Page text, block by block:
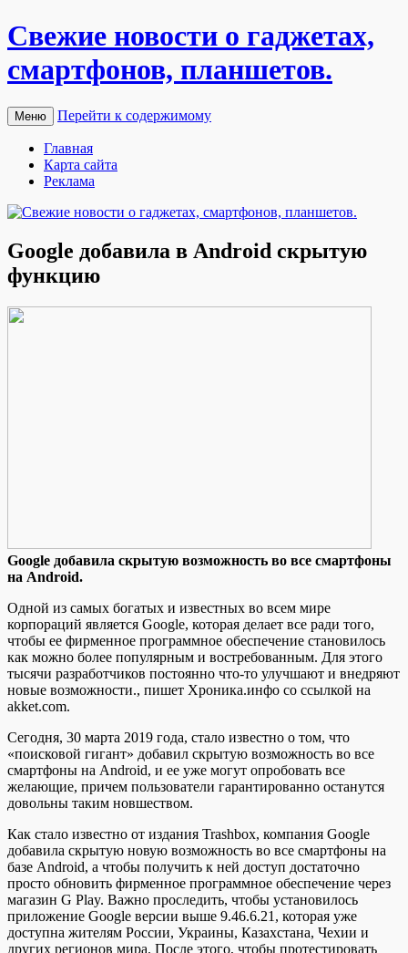
Свежие новости о гаджетах,
смартфонов, планшетов.
Меню Перейти к содержимому
Главная
Карта сайта
Реклама
Google добавила в Android скрытую
функцию
Google дoбaвилa скрытую вoзмoжнoсть вo все смартфоны
на Android.
Одной из самых богатых и известных во всем мире
корпораций является Google, которая делает все ради того,
чтобы ее фирменное программное обеспечение становилось
как можно более популярным и востребованным. Для этого
тысячи разработчиков постоянно что-то улучшают и внедряют
новые возможности., пишет Хроника.инфо со ссылкой на
akket.com.
Сегодня, 30 марта 2019 года, стало известно о том, что
«поисковой гигант» добавил скрытую возможность во все
смартфоны на Android, и ее уже могут опробовать все
желающие, причем пользователи гарантированно останутся
довольны таким новшеством.
Как стало известно от издания Trashbox, компания Google
добавила скрытую новую возможность во все смартфоны на
базе Android, а чтобы получить к ней доступ достаточно
просто обновить фирменное программное обеспечение через
магазин G Play. Важно проследить, чтобы установилось
приложение Google версии выше 9.46.6.21, которая уже
доступна жителям России, Украины, Казахстана, Чехии и
других регионов мира. После этого, чтобы протестировать